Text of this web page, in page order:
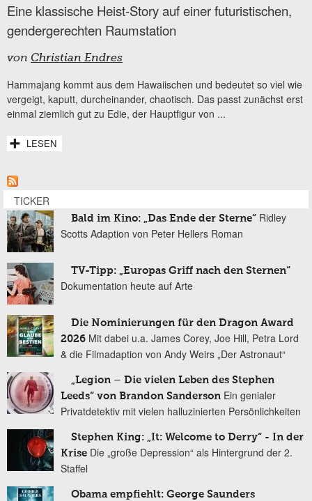
Eine klassische Heist-Story auf einer futuristischen,
gendergerechten Raumstation
von Christian Endres
Hammajang kommt aus dem Hawaiischen und bedeutet so viel wie
vergeigt, kaputt, durcheinander, chaotisch. Das passt zunächst erst
einmal ziemlich gut zu Edie, der Hauptfigur von ...
LESEN
TICKER
Bald im Kino: „Das Ende der Sterne“ Ridley
Scotts Adaption von Peter Hellers Roman
TV-Tipp: „Europas Griff nach den Sternen“
Dokumentation heute auf Arte
Die Nominierungen für den Dragon Award
2026 Mit dabei u.a. James Corey, Joe Hill, Petra Lord
& die Filmadaption von Andy Weirs „Der Astronaut“
„Legion – Die vielen Leben des Stephen
Leeds“ von Brandon Sanderson Ein genialer
Privatdetektiv mit vielen halluzinierten Persönlichkeiten
Stephen King: „It: Welcome to Derry“ - In der
Krise Die „große Depression“ als Hintergrund der 2.
Staffel
Obama empfiehlt: George Saunders